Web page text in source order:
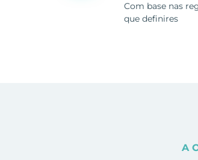
Com base nas
que definires
A